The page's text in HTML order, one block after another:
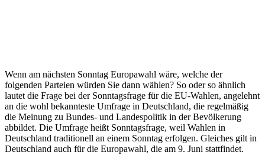
Wenn am nächsten Sonntag Europawahl wäre, welche der
folgenden Parteien würden Sie dann wählen? So oder so ähnlich
lautet die Frage bei der Sonntagsfrage für die EU-Wahlen, angelehnt
an die wohl bekannteste Umfrage in Deutschland, die regelmäßig
die Meinung zu Bundes- und Landespolitik in der Bevölkerung
abbildet. Die Umfrage heißt Sonntagsfrage, weil Wahlen in
Deutschland traditionell an einem Sonntag erfolgen. Gleiches gilt in
Deutschland auch für die Europawahl, die am 9. Juni stattfindet.